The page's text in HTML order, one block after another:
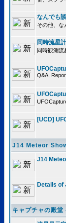
なんでも
その他、な
同時流星
同時観測流
Q&A,
[UCD]
J14 Meteor
J14
Details of
キャプチャの殿